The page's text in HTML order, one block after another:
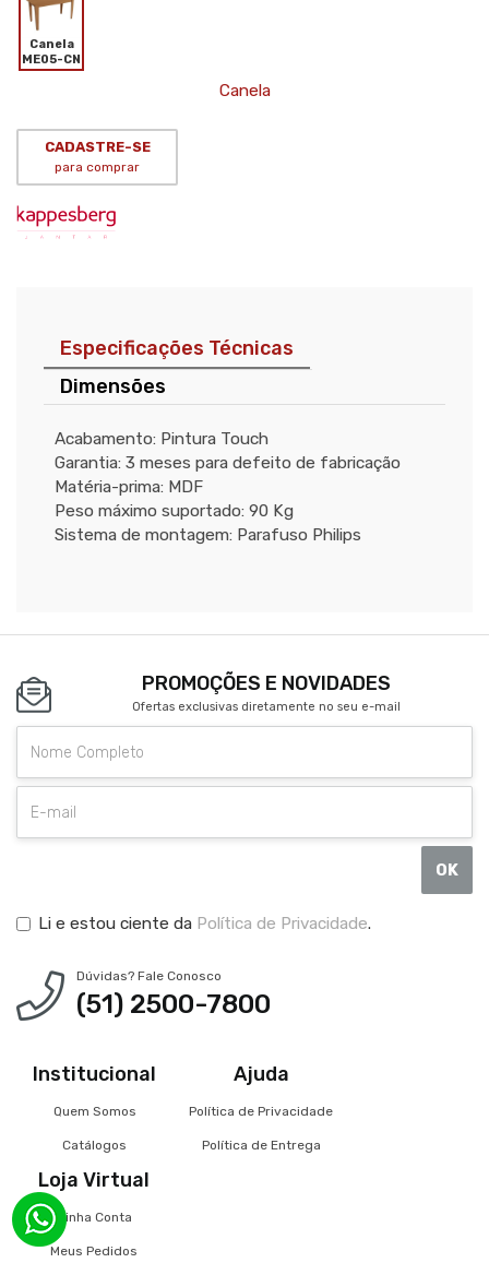
Canela
ME05-CN
Canela
CADASTRE-SE
para comprar
Especificações Técnicas
Dimensões
Acabamento: Pintura Touch
Garantia: 3 meses para defeito de fabricação
Matéria-prima: MDF
Peso máximo suportado: 90 Kg
Sistema de montagem: Parafuso Philips
PROMOÇÕES E NOVIDADES
Ofertas exclusivas diretamente no seu e-mail
OK
Li e estou ciente da Política de Privacidade.
Dúvidas? Fale Conosco
(51) 2500-7800
Institucional
Quem Somos
Catálogos
Ajuda
Política de Privacidade
Política de Entrega
Loja Virtual
Minha Conta
Meus Pedidos